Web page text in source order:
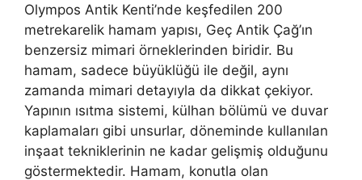
Olympos Antik Kenti’nde keşfedilen 200
metrekarelik hamam yapısı, Geç Antik Çağ’ın
benzersiz mimari örneklerinden biridir. Bu
hamam, sadece büyüklüğü ile değil, aynı
zamanda mimari detayıyla da dikkat çekiyor.
Yapının ısıtma sistemi, külhan bölümü ve duvar
kaplamaları gibi unsurlar, döneminde kullanılan
inşaat tekniklerinin ne kadar gelişmiş olduğunu
göstermektedir. Hamam, konutla olan